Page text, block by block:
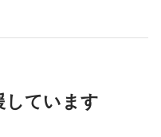
しています